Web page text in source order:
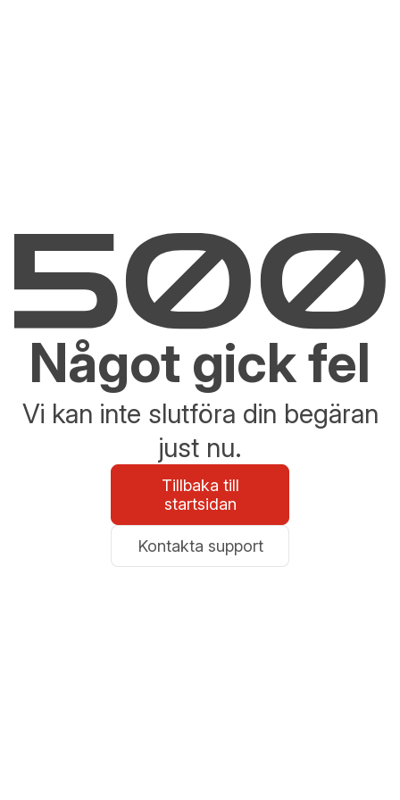
Något gick fel
Vi kan inte slutföra din begäran
just nu.
Tillbaka till
startsidan
Kontakta support